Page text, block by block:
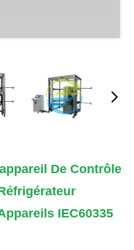
De Contrôle
IEC60335